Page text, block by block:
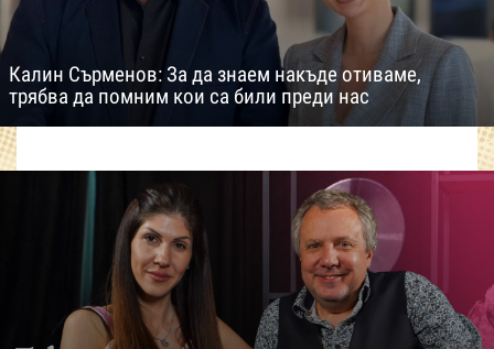
Калин Сърменов: За да знаем накъде отиваме,
трябва да помним кои са били преди нас